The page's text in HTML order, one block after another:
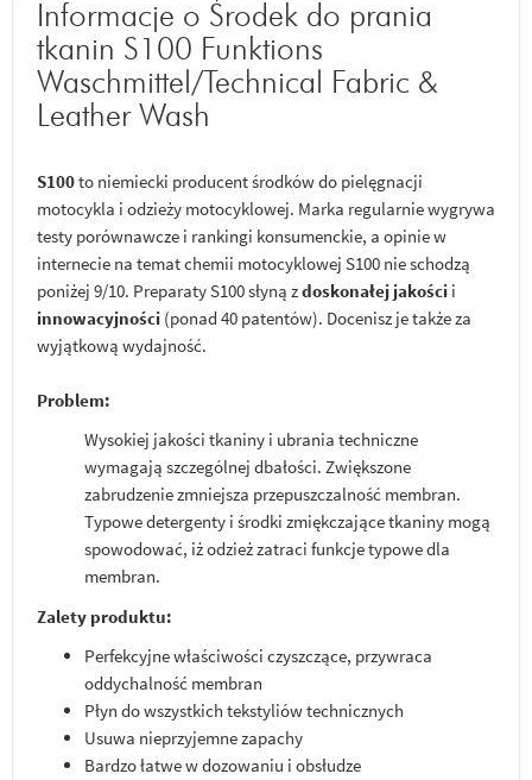
Informacje o Środek do prania
tkanin S100 Funktions
Waschmittel/Technical Fabric &
Leather Wash
S100to niemiecki producent środków do pielęgnacji
motocykla i odzieży motocyklowej. Marka regularnie wygrywa
testy porównawcze i rankingi konsumenckie, a opinie w
internecie na temat chemii motocyklowej S100 nie schodzą
poniżej 9/10. Preparaty S100 słyną zdoskonałej jakości i
innowacyjności (ponad 40 patentów). Docenisz je także za
wyjątkową wydajność.
Problem:
Wysokiej jakości tkaniny i ubrania techniczne
wymagają szczególnej dbałości. Zwiększone
zabrudzenie zmniejsza przepuszczalność membran.
Typowe detergenty i środki zmiękczające tkaniny mogą
spowodować, iż odzież zatraci funkcje typowe dla
membran.
Zalety produktu:
Perfekcyjne właściwości czyszczące, przywraca
oddychalność membran
Płyn do wszystkich tekstyliów technicznych
Usuwa nieprzyjemne zapachy
Bardzo łatwe w dozowaniu i obsłudze